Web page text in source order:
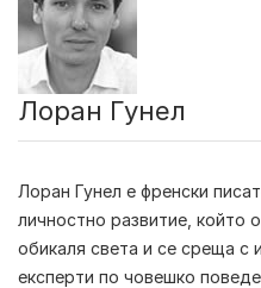
Лоран Гунел
Лоран Гунел е френски
личностно развитие, който
обикаля света и се среща с
експерти по човешко